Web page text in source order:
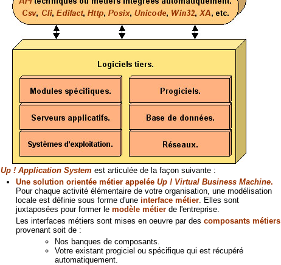
Up ! Application System est articulée de la façon suivante :
Une solution orientée métier appelée Up ! Virtual Business Machine.
Pour chaque activité élémentaire de votre organisation, une modélisation
locale est définie sous forme d'une interface métier. Elles sont
juxtaposées pour former le modèle métierde l'entreprise.
Les interfaces métiers sont mises en oeuvre par des composants métiers
provenant soit de :
Nos banques de composants.
Votre existant progiciel ou spécifique qui est récupéré
automatiquement.